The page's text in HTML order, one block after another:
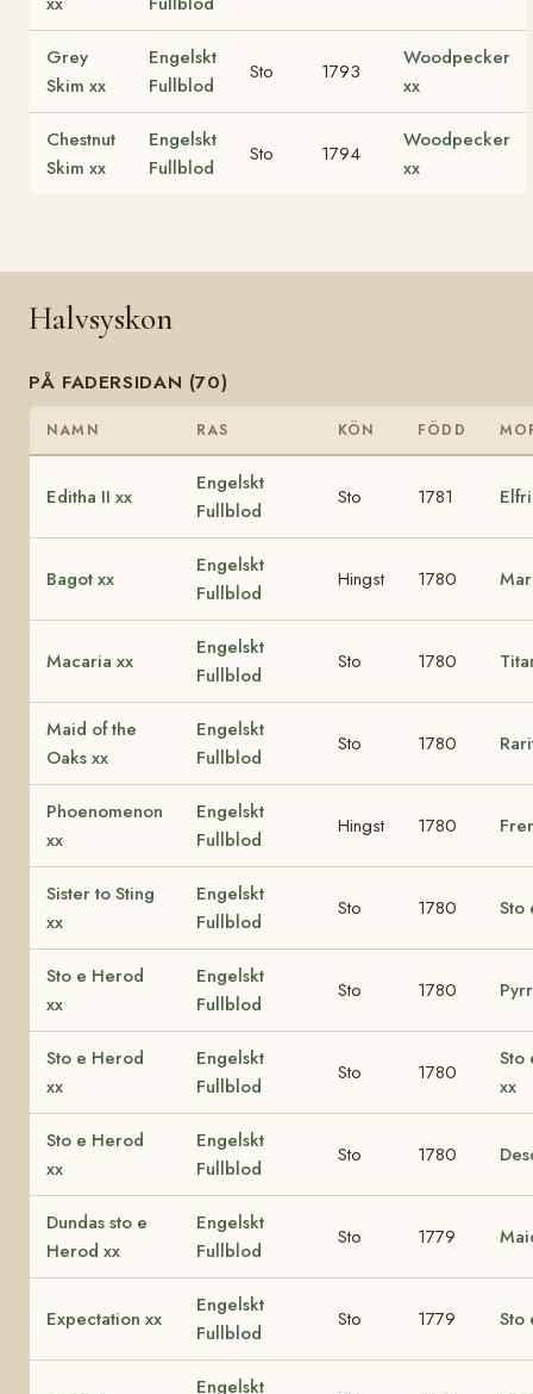
Grey
Skim xx
Engelskt
Fullblod
Sto 1793
Woodpecker
xx
Chestnut
Skim xx
Engelskt
Fullblod
Sto 1794
Woodpecker
xx
Halvsyskon
PÅ FADERSIDAN (70)
NAMN RAS KÖN FÖDD
Editha II xx
Engelskt
Fullblod
Sto 1781
Bagot xx
Engelskt
Fullblod
Hingst 1780
Macaria xx
Engelskt
Fullblod
Sto 1780
Maid of the
Oaks xx
Engelskt
Fullblod
Sto 1780
Phoenomenon
xx
Engelskt
Fullblod
Hingst 1780
Sister to Sting
xx
Engelskt
Fullblod
Sto 1780 Sto
Sto e Herod
xx
Engelskt
Fullblod
Sto 1780
Sto e Herod
xx
Engelskt
Fullblod
Sto 1780
Sto
xx
Sto e Herod
xx
Engelskt
Fullblod
Sto 1780
Dundas sto e
Herod xx
Engelskt
Fullblod
Sto 1779
Expectation xx
Engelskt
Fullblod
Sto 1779 Sto
Engelskt